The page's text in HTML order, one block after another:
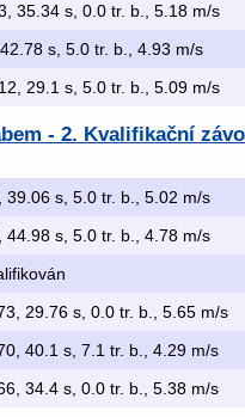
35.34 s, 0.0 tr. b., 5.18 m/s
s, 5.0 tr. b., 4.93 m/s
29.1 s, 5.0 tr. b., 5.09 m/s
- 2. Kvalifikační
39.06 s, 5.0 tr. b., 5.02 m/s
44.98 s, 5.0 tr. b., 4.78 m/s
29.76 s, 0.0 tr. b., 5.65 m/s
40.1 s, 7.1 tr. b., 4.29 m/s
34.4 s, 0.0 tr. b., 5.38 m/s